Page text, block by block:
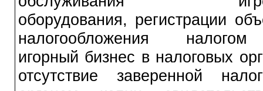
оборудования, регистрации
налогообложения
игорный бизнес в налоговых
отсутствие заверенной